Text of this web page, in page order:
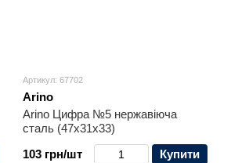
Артикул: 67702
Arino
Arino Цифра №5 нержавіюча
сталь (47x31x33)
103 грн/шт
Купити